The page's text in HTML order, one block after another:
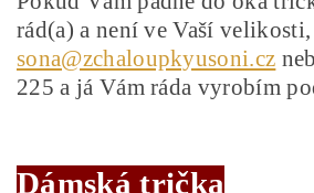
rád(a) a není ve Vaší
sona@zchaloupkyusoni.cz
225 a já Vám ráda vyrobím
Dámská trička